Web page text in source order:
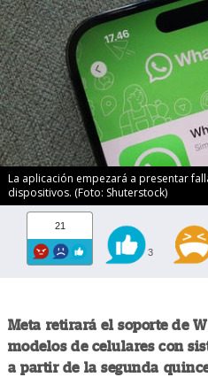
La aplicación empezará a presentar
dispositivos. (Foto: Shuterstock)
21
3
Meta retirará el soporte de
modelos de celulares con
a partir de la segunda